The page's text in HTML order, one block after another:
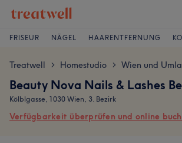
FRISEUR NÄGEL HAARENTFERNUNG
Treatwell > Homestudio > Wien und
Beauty Nova Nails & Lashes
Kölblgasse, 1030 Wien, 3. Bezirk
Verfügbarkeit überprüfen und online